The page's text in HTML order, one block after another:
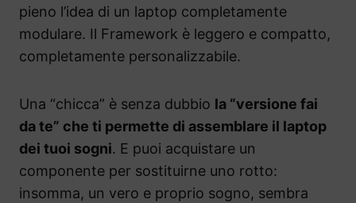
pieno l’idea di un laptop completamente
modulare. Il Framework è leggero e compatto,
completamente personalizzabile.
Una “chicca” è senza dubbio la “versione fai
da te” che ti permette di assemblare il laptop
dei tuoi sogni. E puoi acquistare un
componente per sostituirne uno rotto:
insomma, un vero e proprio sogno, sembra